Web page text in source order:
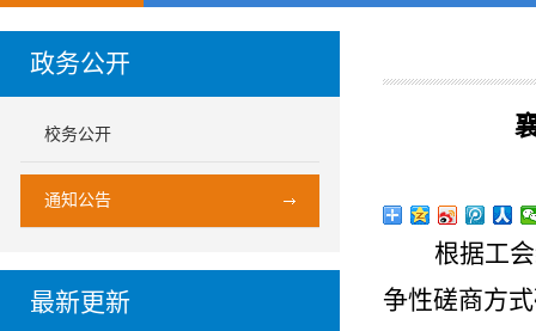
政务公开
校务公开
通知公告
最新更新
根据工
争性磋商方